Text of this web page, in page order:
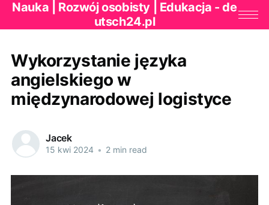
Nauka | Rozwój osobisty | Edukacja - de
utsch24.pl
Wykorzystanie języka
angielskiego w
międzynarodowej logistyce
Jacek
15 kwi 2024 • 2 min read